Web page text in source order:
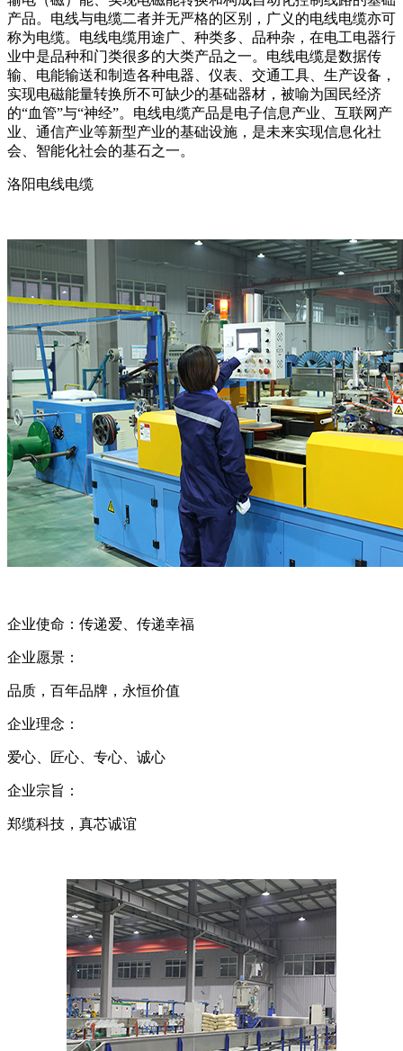
产品。电线与电缆二者并无严格的区别，广义的电线电缆亦可
称为电缆。电线电缆用途广、种类多、品种杂，在电工电器行
业中是品种和门类很多的大类产品之一。电线电缆是数据传
输、电能输送和制造各种电器、仪表、交通工具、生产设备，
实现电磁能量转换所不可缺少的基础器材，被喻为国民经济
的“血管”与“神经”。电线电缆产品是电子信息产业、互联网产
业、通信产业等新型产业的基础设施，是未来实现信息化社
会、智能化社会的基石之一。
洛阳电线电缆
企业使命：传递爱、传递幸福
企业愿景：
品质，百年品牌，永恒价值
企业理念：
爱心、匠心、专心、诚心
企业宗旨：
郑缆科技，真芯诚谊